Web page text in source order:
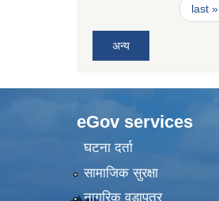
last »
अन्य
eGov services
घटना दर्ता
सामाजिक सुरक्षा
नागरिक वडापत्र